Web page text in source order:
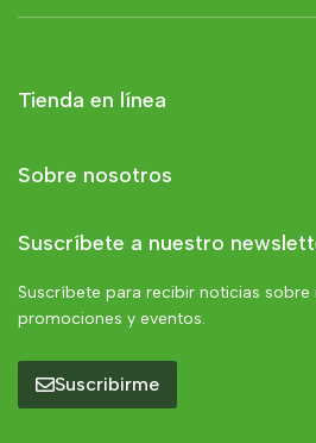
Tienda en línea
Sobre nosotros
Suscríbete a nuestro
Suscríbete para recibir noticias
promociones y eventos.
Suscribirme